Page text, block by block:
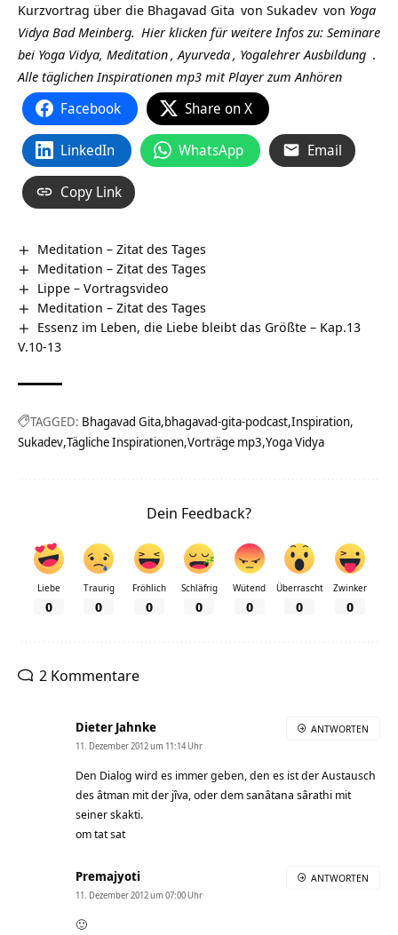
Kurzvortrag über die Bhagavad Gita von Sukadev von Yoga
Vidya Bad Meinberg. Hier klicken für weitere Infos zu: Seminare
bei Yoga Vidya, Meditation, Ayurveda, Yogalehrer Ausbildung .
Alle täglichen Inspirationen mp3 mit Player zum Anhören
Facebook Share on X
LinkedIn WhatsApp Email
Copy Link
Meditation – Zitat des Tages
Meditation – Zitat des Tages
Lippe‏‎ – Vortragsvideo
Meditation – Zitat des Tages
Essenz im Leben, die Liebe bleibt das Größte – Kap.13
V.10-13
TAGGED: Bhagavad Gita bhagavad-gita-podcast Inspiration
Sukadev Tägliche Inspirationen Vorträge mp3 Yoga Vidya
Dein Feedback?
Liebe
0
Traurig
0
Fröhlich
0
Schläfrig
0
Wütend
0
Überrascht
0
Zwinker
0
2 Kommentare
Dieter Jahnke
11. Dezember 2012 um 11:14 Uhr
Den Dialog wird es immer geben, den es ist der Austausch
des âtman mit der jîva, oder dem sanâtana sârathi mit
seiner skakti.
om tat sat
ANTWORTEN
Premajyoti
11. Dezember 2012 um 07:00 Uhr
🙂
ANTWORTEN